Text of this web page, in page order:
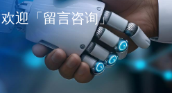
迎「留言咨询」